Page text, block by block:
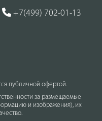
+7(499) 702-01-13
публичной офертой.
за размещаемые
и изображения), их